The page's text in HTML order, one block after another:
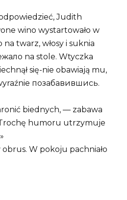
Judith
wino wystartowało w
twarz, włosy i suknia
na stole. Wtyczka
się-nie obawiają mu,
позабавившись.
biednych, — zabawa
humoru utrzymuje
obrus. W pokoju pachniało